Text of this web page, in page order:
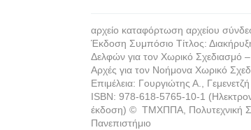
αρχείο καταφόρτωση αρχείου
Έκδοση Συμπόσιο Τίτλος:
Δελφών για τον Χωρικό Σχεδιασμό
Αρχές για τον Νοήμονα Χωρικό
Επιμέλεια: Γουργιώτης Α., Γεμενετζή
ISBN: 978-618-5765-10-1
έκδοση) © ΤΜΧΠΠΑ, Πολυτεχνική
Πανεπιστήμιο